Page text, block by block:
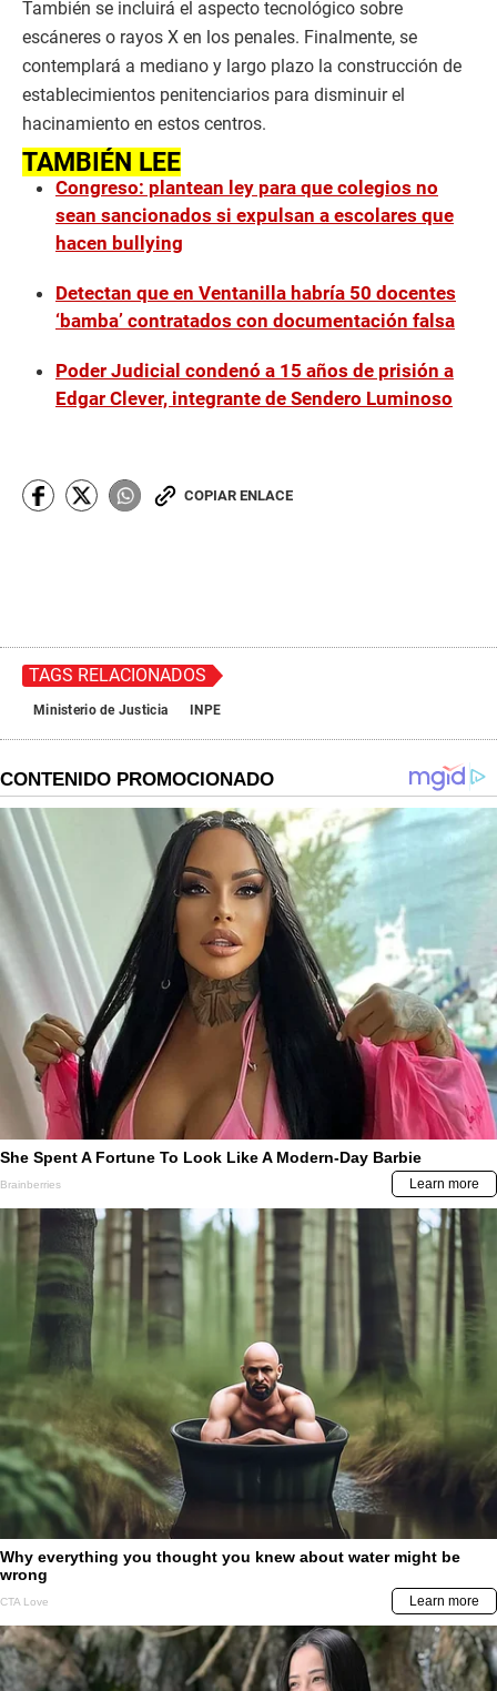
También se incluirá el aspecto tecnológico sobre
escáneres o rayos X en los penales. Finalmente, se
contemplará a mediano y largo plazo la construcción de
establecimientos penitenciarios para disminuir el
hacinamiento en estos centros.
TAMBIÉN LEE
Congreso: plantean ley para que colegios no
sean sancionados si expulsan a escolares que
hacen bullying
Detectan que en Ventanilla habría 50 docentes
‘bamba’ contratados con documentación falsa
Poder Judicial condenó a 15 años de prisión a
Edgar Clever, integrante de Sendero Luminoso
COPIAR ENLACE
TAGS RELACIONADOS
Ministerio de Justicia INPE